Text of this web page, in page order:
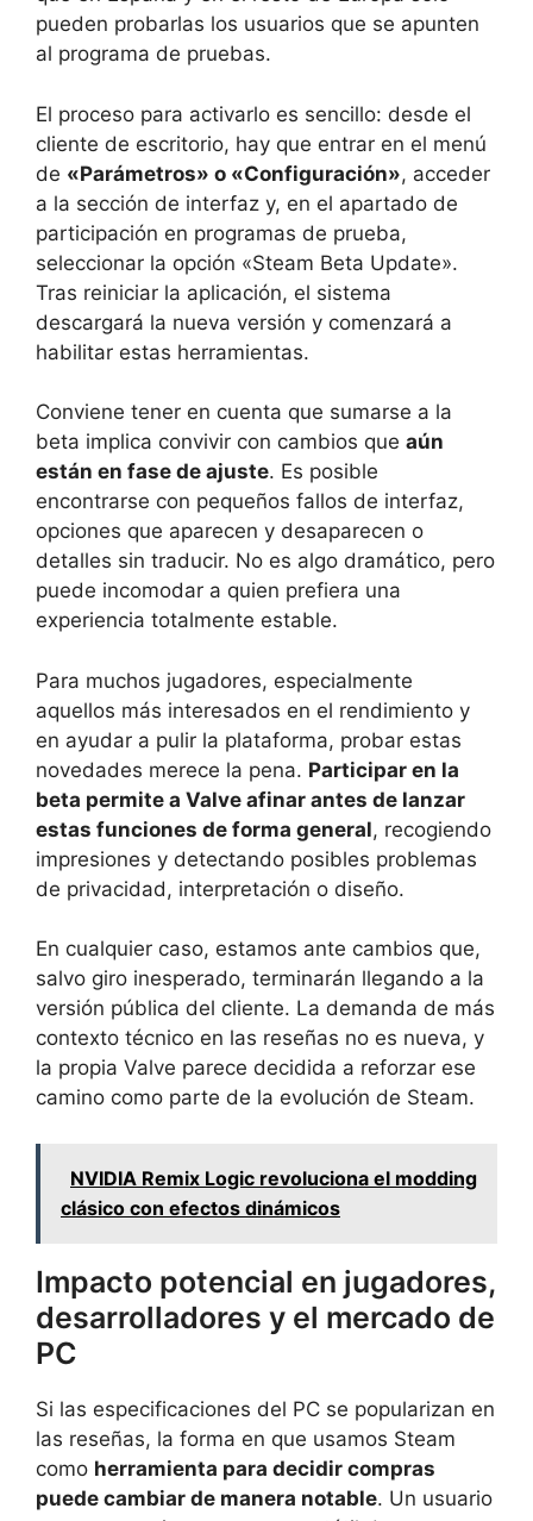
pueden probarlas los usuarios que se apunten
al programa de pruebas.
El proceso para activarlo es sencillo: desde el
cliente de escritorio, hay que entrar en el menú
de «Parámetros» o «Configuración», acceder
a la sección de interfaz y, en el apartado de
participación en programas de prueba,
seleccionar la opción «Steam Beta Update».
Tras reiniciar la aplicación, el sistema
descargará la nueva versión y comenzará a
habilitar estas herramientas.
Conviene tener en cuenta que sumarse a la
beta implica convivir con cambios que aún
están en fase de ajuste. Es posible
encontrarse con pequeños fallos de interfaz,
opciones que aparecen y desaparecen o
detalles sin traducir. No es algo dramático, pero
puede incomodar a quien prefiera una
experiencia totalmente estable.
Para muchos jugadores, especialmente
aquellos más interesados en el rendimiento y
en ayudar a pulir la plataforma, probar estas
novedades merece la pena. Participar en la
beta permite a Valve afinar antes de lanzar
estas funciones de forma general, recogiendo
impresiones y detectando posibles problemas
de privacidad, interpretación o diseño.
En cualquier caso, estamos ante cambios que,
salvo giro inesperado, terminarán llegando a la
versión pública del cliente. La demanda de más
contexto técnico en las reseñas no es nueva, y
la propia Valve parece decidida a reforzar ese
camino como parte de la evolución de Steam.
NVIDIA Remix Logic revoluciona el modding
clásico con efectos dinámicos
Impacto potencial en jugadores,
desarrolladores y el mercado de
PC
Si las especificaciones del PC se popularizan en
las reseñas, la forma en que usamos Steam
como herramienta para decidir compras
puede cambiar de manera notable. Un usuario